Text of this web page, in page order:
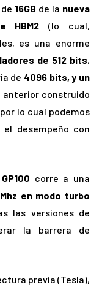
16GB de la nueva
HBM2(lo cual,
es una enorme
de 512 bits,
de 4096 bits, y un
anterior construido
por lo cual podemos
desempeño con
corre a una
en modo turbo
las versiones de
la barrera de
previa (Tesla),